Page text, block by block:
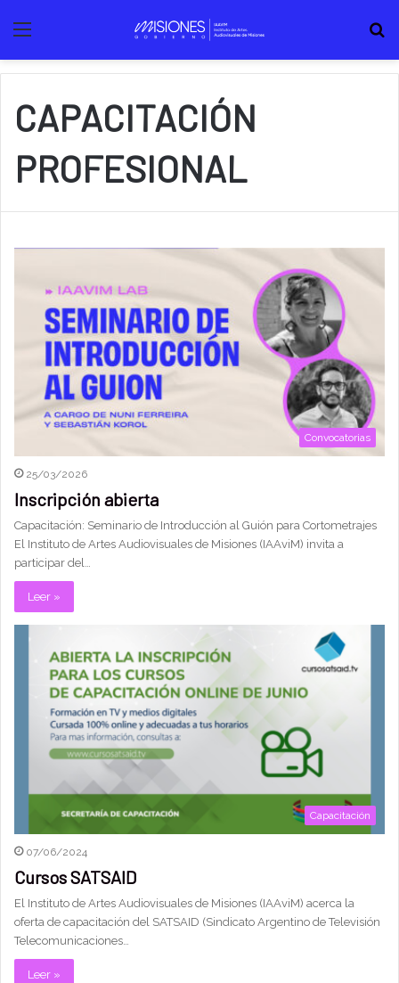
Menú
CAPACITACIÓN
PROFESIONAL
Convocatorias
25/03/2026
Inscripción abierta
Capacitación: Seminario de Introducción al Guión para Cortometrajes
El Instituto de Artes Audiovisuales de Misiones (IAAviM) invita a
participar del…
Leer »
Capacitación
07/06/2024
Cursos SATSAID
El Instituto de Artes Audiovisuales de Misiones (IAAviM) acerca la
oferta de capacitación del SATSAID (Sindicato Argentino de Televisión
Telecomunicaciones…
Leer »